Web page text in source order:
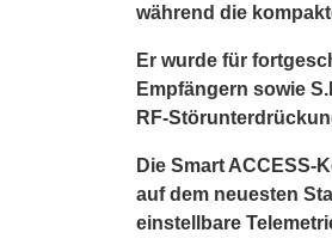
während die
Er wurde für
Empfängern sowie
RF-
Die Smart
auf dem neuesten
einstellbare